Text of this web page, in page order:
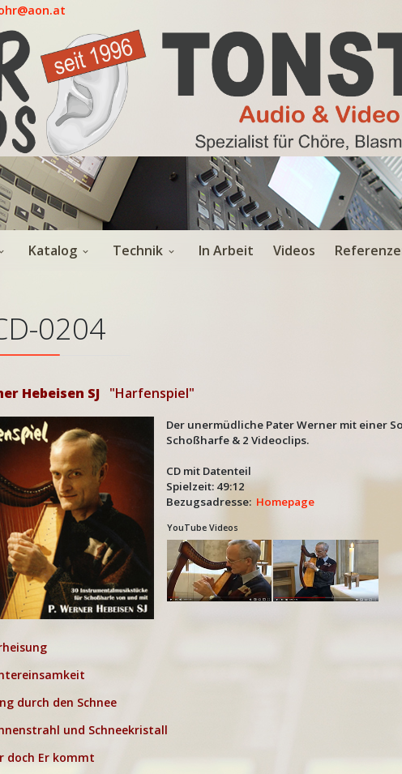
Katalog Technik In Arbeit Videos
0204
Hebeisen SJ "Harfenspiel"
Der unermüdliche Pater Werner mit einer
Schoßharfe & 2 Videoclips.
CD mit Datenteil
Spielzeit: 49:12
Bezugsadresse: Homepage
YouTube Videos
durch den Schnee
und Schneekristall
doch Er kommt